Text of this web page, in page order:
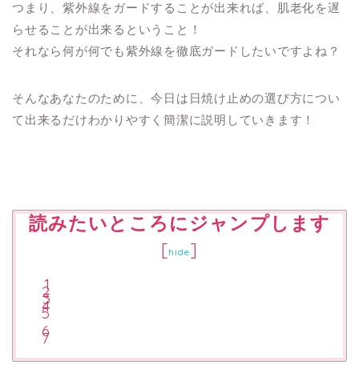
つまり、紫外線をガードすることが出来れば、肌老化を遅
らせることが出来るということ！
それなら何が何でも紫外線を徹底ガードしたいですよね？
そんなあなたのために、今日は日焼け止めの選び方につい
て出来るだけわかりやすく簡潔に説明していきます！
読みたいところにジャンプします
[hide]